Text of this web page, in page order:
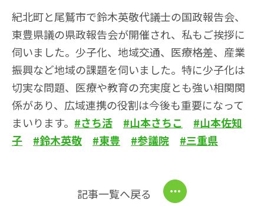
紀北町と尾鷲市で鈴木英敬代議士の国政報告会、
東豊県議の県政報告会が開催され、私もご挨拶に
伺いました。少子化、地域交通、医療格差、産業
振興など地域の課題を伺いました。特に少子化は
切実な問題、医療や教育の充実度とも強い相関関
係があり、広域連携の役割は今後も重要になって
まいります。 #さち活 #山本さちこ
#山本佐知
子
#鈴木英敬 #東豊 #参議院 #三重県
記事一覧へ戻る